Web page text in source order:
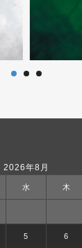
2026年8月
水 木
5 6